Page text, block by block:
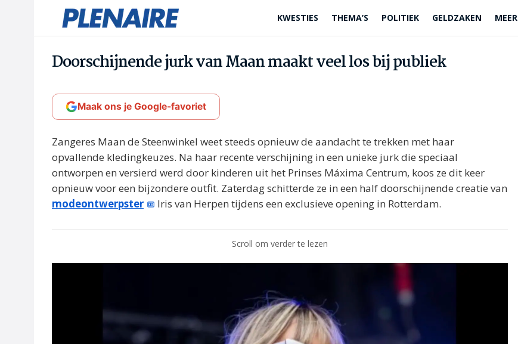
KWESTIES THEMA’S POLITIEK GELDZAKEN MEER
Doorschijnende jurk van Maan maakt veel los bij publiek
Maak ons je Google-favoriet
Zangeres Maan de Steenwinkel weet steeds opnieuw de aandacht te trekken met haar
opvallende kledingkeuzes. Na haar recente verschijning in een unieke jurk die speciaal
ontworpen en versierd werd door kinderen uit het Prinses Máxima Centrum, koos ze dit keer
opnieuw voor een bijzondere outfit. Zaterdag schitterde ze in een half doorschijnende creatie van
modeontwerpster
Iris van Herpen tijdens een exclusieve opening in Rotterdam.
Scroll om verder te lezen